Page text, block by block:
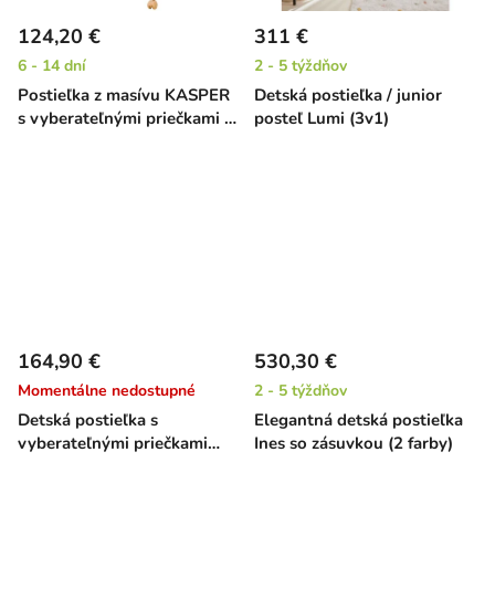
Postieľka z masívu KASPER
s vyberateľnými priečkami -
124,20 €
6 - 14 dní
Detská postieľka / junior
posteľ Lumi (3v1)
311 €
2 - 5 týždňov
Detská postieľka s
vyberateľnými priečkami
164,90 €
Momentálne nedostupné
Elegantná detská postieľka
Ines so zásuvkou (2 farby)
530,30 €
2 - 5 týždňov